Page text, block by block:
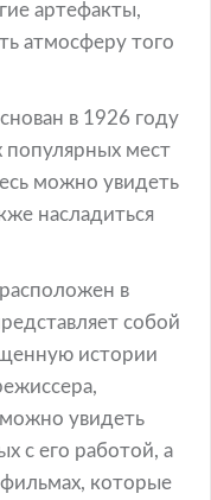
артефакты,
атмосферу того
в 1926 году
популярных мест
можно увидеть
насладиться
в
собой
истории
увидеть
с его работой, а
которые